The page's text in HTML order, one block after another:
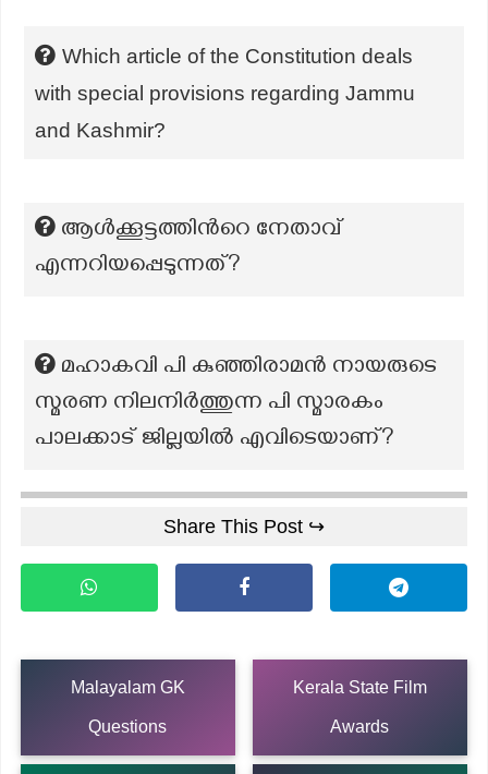
Which article of the Constitution deals
with special provisions regarding Jammu
and Kashmir?
ആൾക്കൂട്ടത്തിന്‍റെ നേതാവ്
എന്നറിയപ്പെടുന്നത്?
മഹാകവി പി കുഞ്ഞിരാമൻ നായരുടെ
സ്മരണ നിലനിർത്തുന്ന പി സ്മാരകം
പാലക്കാട് ജില്ലയിൽ എവിടെയാണ്?
Share This Post ↪
Malayalam GK
Questions
Kerala State Film
Awards